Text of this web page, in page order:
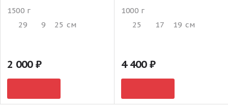
1500 г
29
9 25 см
2 000
1000 г
25
17 19 см
4 400